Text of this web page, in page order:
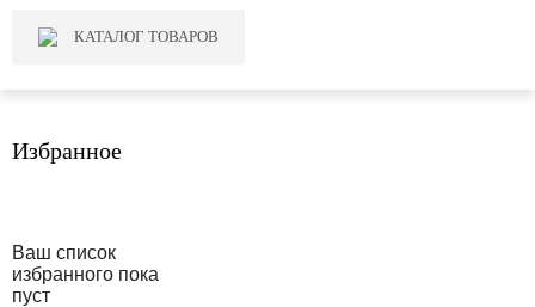
КАТАЛОГ ТОВАРОВ
Избранное
Ваш список
избранного пока
пуст